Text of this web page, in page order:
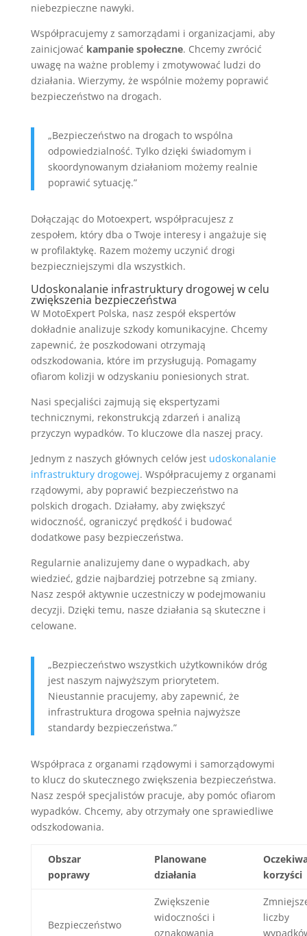
niebezpieczne nawyki.
Współpracujemy z samorządami i organizacjami, aby
zainicjować kampanie społeczne. Chcemy zwrócić
uwagę na ważne problemy i zmotywować ludzi do
działania. Wierzymy, że wspólnie możemy poprawić
bezpieczeństwo na drogach.
„Bezpieczeństwo na drogach to wspólna
odpowiedzialność. Tylko dzięki świadomym i
skoordynowanym działaniom możemy realnie
poprawić sytuację.”
Dołączając do Motoexpert, współpracujesz z
zespołem, który dba o Twoje interesy i angażuje się
w profilaktykę. Razem możemy uczynić drogi
bezpieczniejszymi dla wszystkich.
Udoskonalanie infrastruktury drogowej w celu
zwiększenia bezpieczeństwa
W MotoExpert Polska, nasz zespół ekspertów
dokładnie analizuje szkody komunikacyjne. Chcemy
zapewnić, że poszkodowani otrzymają
odszkodowania, które im przysługują. Pomagamy
ofiarom kolizji w odzyskaniu poniesionych strat.
Nasi specjaliści zajmują się ekspertyzami
technicznymi, rekonstrukcją zdarzeń i analizą
przyczyn wypadków. To kluczowe dla naszej pracy.
Jednym z naszych głównych celów jest udoskonalanie
infrastruktury drogowej. Współpracujemy z organami
rządowymi, aby poprawić bezpieczeństwo na
polskich drogach. Działamy, aby zwiększyć
widoczność, ograniczyć prędkość i budować
dodatkowe pasy bezpieczeństwa.
Regularnie analizujemy dane o wypadkach, aby
wiedzieć, gdzie najbardziej potrzebne są zmiany.
Nasz zespół aktywnie uczestniczy w podejmowaniu
decyzji. Dzięki temu, nasze działania są skuteczne i
celowane.
„Bezpieczeństwo wszystkich użytkowników dróg
jest naszym najwyższym priorytetem.
Nieustannie pracujemy, aby zapewnić, że
infrastruktura drogowa spełnia najwyższe
standardy bezpieczeństwa.”
Współpraca z organami rządowymi i samorządowymi
to klucz do skutecznego zwiększenia bezpieczeństwa.
Nasz zespół specjalistów pracuje, aby pomóc ofiarom
wypadków. Chcemy, aby otrzymały one sprawiedliwe
odszkodowania.
Obszar
poprawy
Planowane
działania
korzyści
Bezpieczeństwo
Zwiększenie
widoczności i
oznakowania
liczby